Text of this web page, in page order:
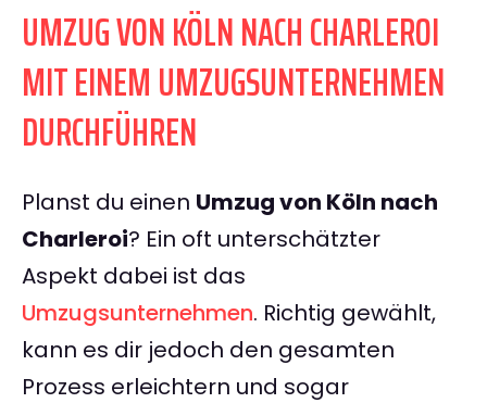
UMZUG VON KÖLN NACH CHARLEROI
MIT EINEM UMZUGSUNTERNEHMEN
DURCHFÜHREN
Planst du einen Umzug von Köln nach
Charleroi? Ein oft unterschätzter
Aspekt dabei ist das
Umzugsunternehmen. Richtig gewählt,
kann es dir jedoch den gesamten
Prozess erleichtern und sogar